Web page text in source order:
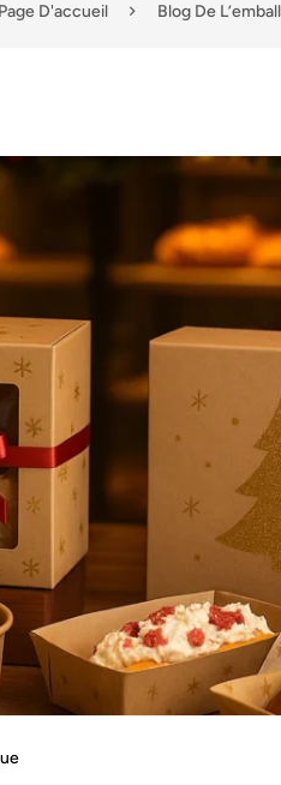
Page D'accueil Blog De